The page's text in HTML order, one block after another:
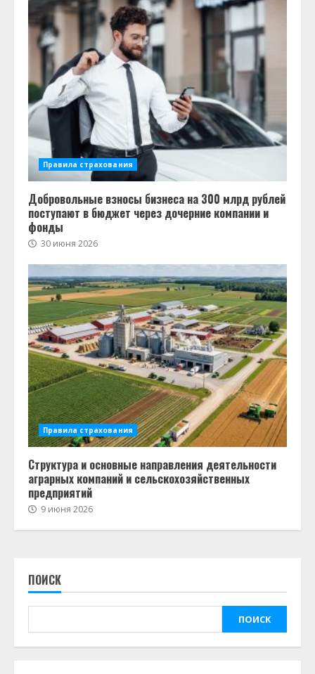
Правила страхования
Добровольные взносы бизнеса на 300 млрд рублей
поступают в бюджет через дочерние компании и
фонды
30 июня 2026
Правила страхования
Структура и основные направления деятельности
аграрных компаний и сельскохозяйственных
предприятий
9 июня 2026
ПОИСК
ПОИСК